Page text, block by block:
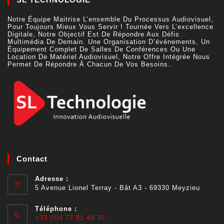
Notre Équipe Maitrise L’ensemble Du Processus Audiovisuel,
Pour Toujours Mieux Vous Servir ! Tournée Vers L’excellence
Digitale, Notre Objectif Est De Répondre Aux Défis
Multimédia De Demain. Une Organisation D’événements, Un
Équipement Complet De Salles De Conférences Ou Une
Location De Matériel Audiovisuel, Notre Offre Intégrée Nous
Permet De Répondre À Chacun De Vos Besoins..
Contact
Adresse :
5 Avenue Lionel Terray - Bât A3 - 69330 Meyzieu
Téléphone :
+33 (0)4 77 81 49 35